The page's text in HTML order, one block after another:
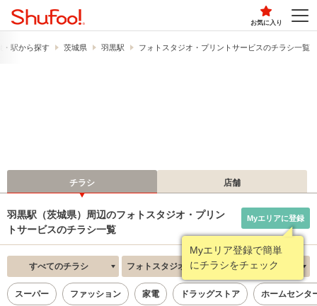
お気に入り
・駅から探す 茨城県 羽黒駅 フォトスタジオ・プリントサービスのチラシ一覧
チラシ 店舗
羽黒駅（茨城県）周辺のフォトスタジオ・プリン
トサービスのチラシ一覧
Myエリア登録で簡単
にチラシをチェック
Myエリアに登録
すべてのチラシ フォトスタジオ・プリントサービス 新着順
スーパー ファッション 家電 ドラッグストア ホームセンタ